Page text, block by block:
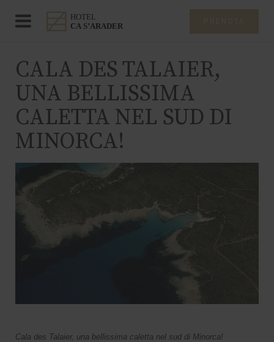
CALA DES TALAIER,
UNA BELLISSIMA
CALETTA NEL SUD DI
MINORCA!
Cala des Talaier, una bellissima caletta nel sud di Minorca!